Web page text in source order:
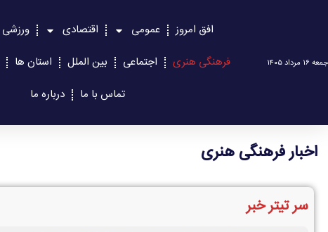
جمعه ۱۶ مرداد ۱۴۰۵
افق امروز عمومی اقتصادی ورزشی
فرهنگی هنری
اجتماعی بین الملل استان ها
تماس با ما
درباره ما
اخبار فرهنگی هنری
سر تیتر خبر